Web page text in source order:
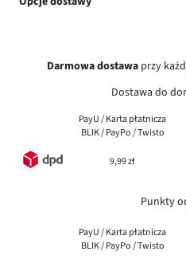
Darmowa dostawa przy
Dostawa do
PayU / Karta płatnicza
BLIK / PayPo / Twisto
9,99 zł
Punkty
PayU / Karta płatnicza
BLIK / PayPo / Twisto